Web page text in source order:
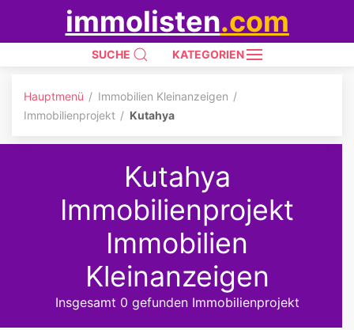
immolisten.com
SUCHE KATEGORIEN
Hauptmenü
Immobilien Kleinanzeigen
Immobilienprojekt
Kutahya
Kutahya
Immobilienprojekt
Immobilien
Kleinanzeigen
Insgesamt 0 gefunden Immobilienprojekt